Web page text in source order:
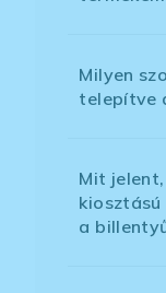
Milyen
telepítve
Mit
a